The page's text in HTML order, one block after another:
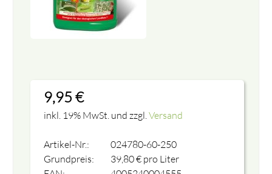
9,95 €
inkl. 19% MwSt. und zzgl. Versand
Artikel-Nr.:
024780-60-250
Grundpreis:
39,80€ pro Liter